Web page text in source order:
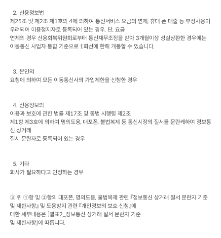
  2.
신용정보법
제 25조 및 제 2조 제 1호의 4에 의하여 통신서비스 요금의 연체 , 휴대 폰 대출 등 부정사용이
우려되어 이용정지자로 등록되어 있는 경우. 단, 요금
연체의 경우 신용회복위원회로부터 통신채무조정을 받아 3개월이상 성실상환한 경우에는
이동통신 사업자 통합 기준으로 1회선에 한해 개통할 수 있습니다.
  3.
본인의
요청에 의하여 모든 이동통신사의 가입제한을 신청한 경우
  4.
신용정보의
이용과 보호에 관한 법률 제 17조 및 동법 시행령 제 2조
제 1항 제 3호에 의하여 명의도용, 대포폰, 불법복제 등 통신시장의 질서를 문란케하여 정보통
신 상거래
질서 문란자로 등록되어 있는 경우
  5.
기타
회사가 필요하다고 인정하는 경우
③ 위 ①항 및 ②항의 대포폰, 명의도용, 불법복제 관련 『정보통신 상거래 질서 문란자 기준
및 제한사항』 및 도용방지 관련 『개인정보의 보호 신청』에
대한 세부내용은 별표2_ 정보통신 상거래 질서 문란자 기준
및 제한사항 에 따릅니다.